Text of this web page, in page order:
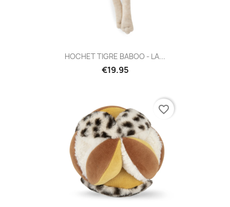
HOCHET TIGRE BABOO - LA...
€19.95
favorite_border